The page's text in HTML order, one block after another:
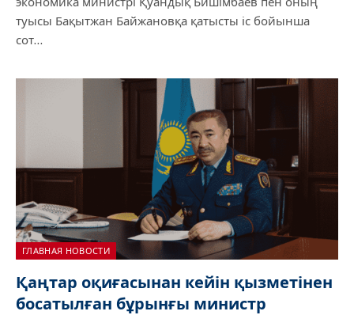
туысы Бақытжан Байжановқа қатысты іс бойынша
сот…
ГЛАВНАЯ НОВОСТИ
Қаңтар оқиғасынан кейін қызметінен
босатылған бұрынғы министр